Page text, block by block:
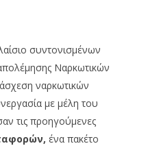
συντονισμένων
Ναρκωτικών
ναρκωτικών
με μέλη του
τις προηγούμενες
ένα πακέτο